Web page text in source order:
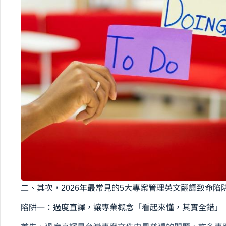
二、其次，2026年最常見的5大專案管理英文翻譯致命陷
陷阱一：過度直譯，讓專業概念「看起來懂，其實全錯」